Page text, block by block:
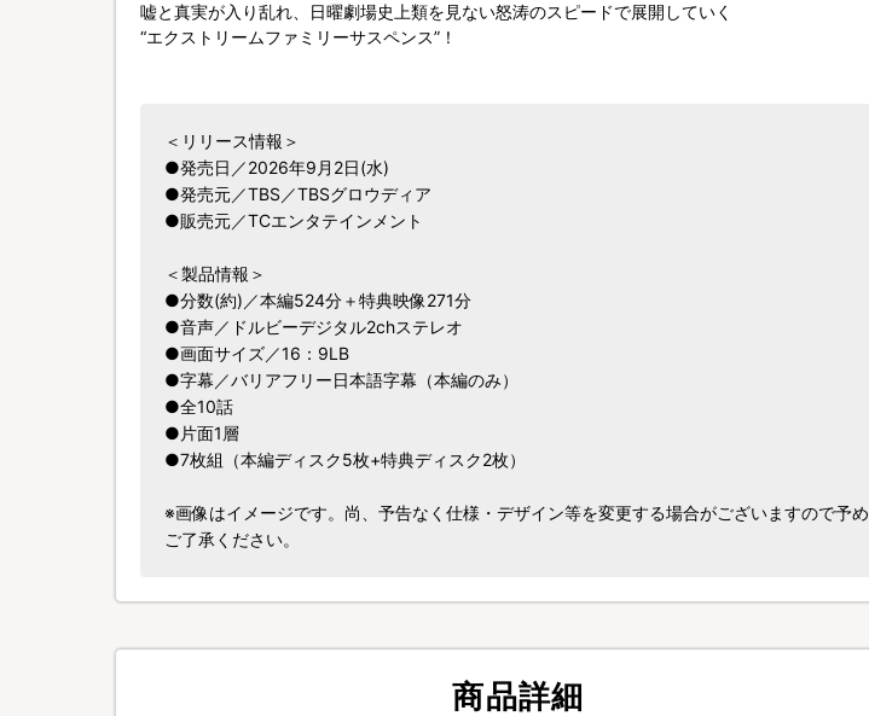
嘘と真実が入り乱れ、日曜劇場史上類を見ない怒涛のスピードで展開していく
“エクストリームファミリーサスペンス”！
＜リリース情報＞
●発売日／2026年9月2日(水)
●発売元／TBS／TBSグロウディア
●販売元／TCエンタテインメント
＜製品情報＞
●分数(約)／本編524分＋特典映像271分
●音声／ドルビーデジタル2chステレオ
●画面サイズ／16：9LB
●字幕／バリアフリー日本語字幕（本編のみ）
●全10話
●片面1層
●7枚組（本編ディスク5枚+特典ディスク2枚）
※画像はイメージです。尚、予告なく仕様・デザイン等を変更する場合がございますので予め
ご了承ください。
商品詳細